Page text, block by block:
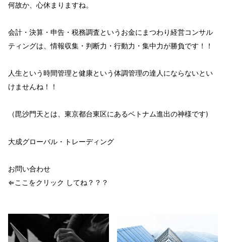
何故か、心休まりますね。
会計・決算・申告・税務調査という お金にまつわり経営コンサル
ティングは、情報収集・判断力・行動力・集中力が勝負です！！
人生という時間管理と健康という体調管理の達人にならないとい
けませんね！！
（毘沙門天とは、東京都台東区にあるベトナム進出の神様です)
大成グローバル・トレーディング
お問い合わせ
⇐ここをクリック してね？？？